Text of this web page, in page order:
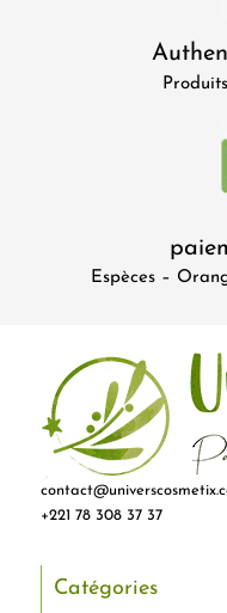
Espèces –
+221 78 308 37 37
Catégories